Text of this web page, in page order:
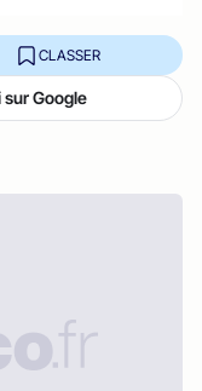
CLASSER
Google